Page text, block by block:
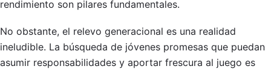
rendimiento son pilares fundamentales.
No obstante, el relevo generacional es una realidad
ineludible. La búsqueda de jóvenes promesas que puedan
asumir responsabilidades y aportar frescura al juego es